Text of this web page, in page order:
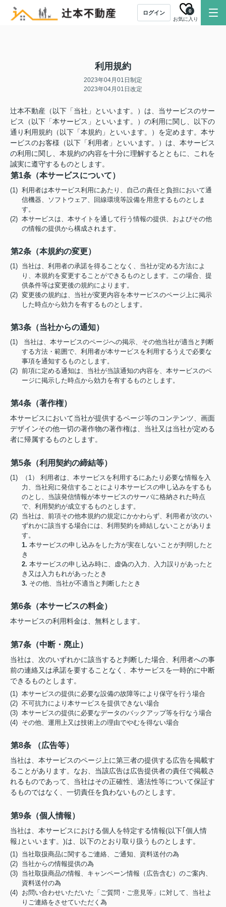
ログイン
お気に入り
0
利用規約
2023年04月01日制定
2023年04月01日改定
辻本不動産（以下「当社」といいます。）は、当サービスのサー
ビス（以下「本サービス」といいます。）の利用に関し、以下の
通り利用規約（以下「本規約」といいます。）を定めます。本サ
ービスのお客様（以下「利用者」といいます。）は、本サービス
の利用に関し、本規約の内容を十分に理解するとともに、これを
誠実に遵守するものとします。
第1条（本サービスについて）
(1) 利用者は本サービス利用にあたり、自己の責任と負担において通
信機器、ソフトウェア、回線環境等設備を用意するものとしま
す。
(2) 本サービスは、本サイトを通して行う情報の提供、およびその他
の情報の提供から構成されます。
第2条（本規約の変更）
(1) 当社は、利用者の承諾を得ることなく、当社が定める方法によ
り、本規約を変更することができるものとします。この場合、提
供条件等は変更後の規約によります。
(2) 変更後の規約は、当社が変更内容を本サービスのページ上に掲示
した時点から効力を有するものとします。
第3条（当社からの通知）
(1) 当社は、本サービスのページへの掲示、その他当社が適当と判断
する方法・範囲で、利用者が本サービスを利用するうえで必要な
事項を通知するものとします。
(2) 前項に定める通知は、当社が当該通知の内容を、本サービスのペ
ージに掲示した時点から効力を有するものとします。
第4条（著作権）
本サービスにおいて当社が提供するページ等のコンテンツ、画面
デザインその他一切の著作物の著作権は、当社又は当社が定める
者に帰属するものとします。
第5条（利用契約の締結等）
(1) （1） 利用者は、本サービスを利用するにあたり必要な情報を入
力、当社宛に発信することにより本サービスの申し込みをするも
のとし、当該発信情報が本サービスのサーバに格納された時点
で、利用契約が成立するものとします。
(2) 当社は、前項その他本規約の規定にかかわらず、利用者が次のい
ずれかに該当する場合には、利用契約を締結しないことがありま
す。
1. 本サービスの申し込みをした方が実在しないことが判明したと
き
2. 本サービスの申し込み時に、虚偽の入力、入力誤りがあったと
き又は入力もれがあったとき
3. その他、当社が不適当と判断したとき
第6条（本サービスの料金）
本サービスの利用料金は、無料とします。
第7条（中断・廃止）
当社は、次のいずれかに該当すると判断した場合、利用者への事
前の連絡又は承諾を要することなく、本サービスを一時的に中断
できるものとします。
(1) 本サービスの提供に必要な設備の故障等により保守を行う場合
(2) 不可抗力により本サービスを提供できない場合
(3) 本サービスの提供に必要なデータのバックアップ等を行なう場合
(4) その他、運用上又は技術上の理由でやむを得ない場合
第8条 （広告等）
当社は、本サービスのページ上に第三者の提供する広告を掲載す
ることがあります。なお、当該広告は広告提供者の責任で掲載さ
れるものであって、当社はその正確性、適法性等について保証す
るものではなく、一切責任を負わないものとします。
第9条（個人情報）
当社は、本サービスにおける個人を特定する情報(以下｢個人情
報｣といいます。)は、以下のとおり取り扱うものとします。
(1) 当社取扱商品に関するご連絡、ご通知、資料送付の為
(2) 当社からの情報提供の為
(3) 当社取扱商品の情報、キャンペーン情報（広告含む）のご案内、
資料送付の為
(4) お問い合わせいただいた「ご質問・ご意見等」に対して、当社よ
りご連絡をさせていただく為